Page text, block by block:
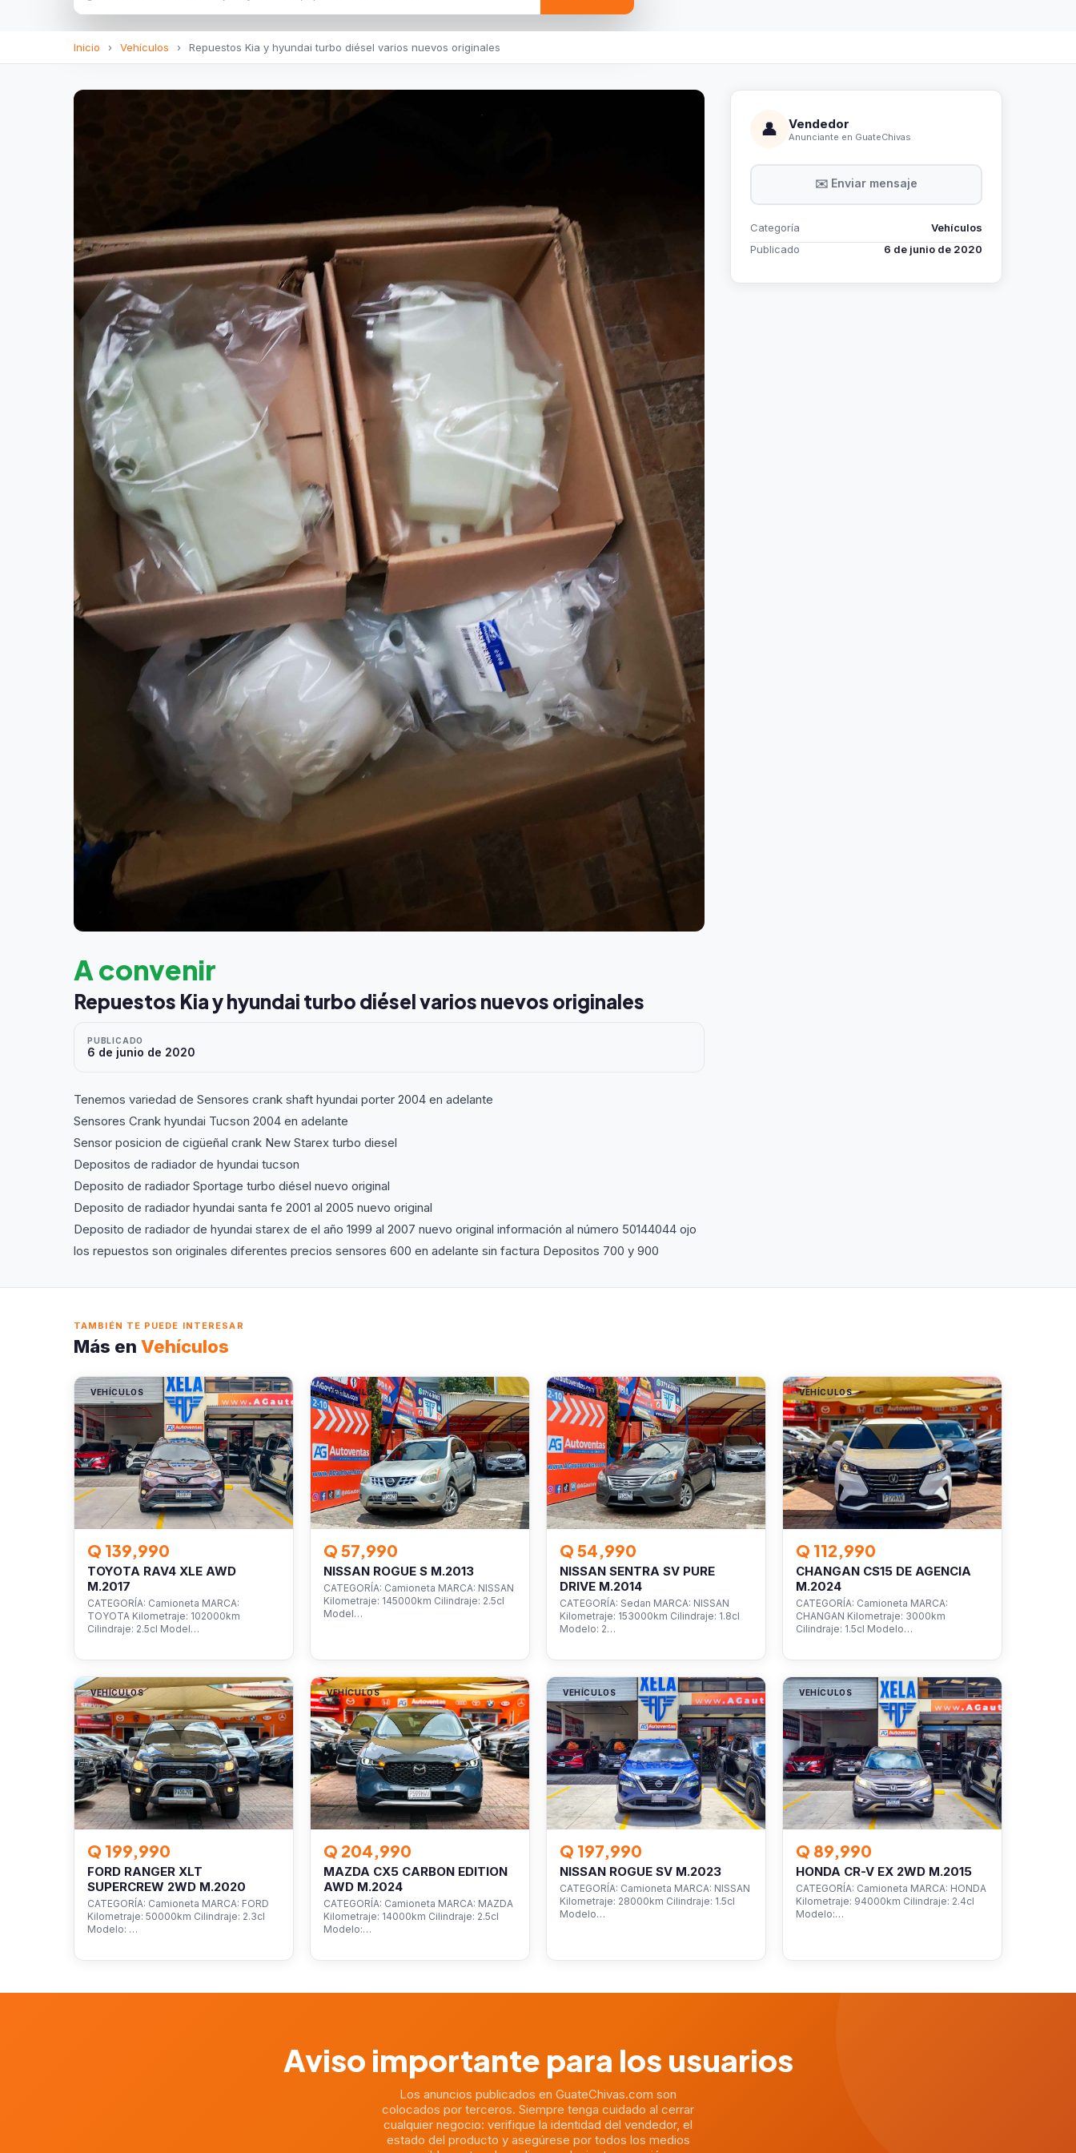
Inicio › Vehículos › Repuestos Kia y hyundai turbo diésel varios nuevos originales
A convenir
Repuestos Kia y hyundai turbo diésel varios nuevos originales
PUBLICADO
6 de junio de 2020
Tenemos variedad de Sensores crank shaft hyundai porter 2004 en adelante
Sensores Crank hyundai Tucson 2004 en adelante
Sensor posicion de cigüeñal crank New Starex turbo diesel
Depositos de radiador de hyundai tucson
Deposito de radiador Sportage turbo diésel nuevo original
Deposito de radiador hyundai santa fe 2001 al 2005 nuevo original
Deposito de radiador de hyundai starex de el año 1999 al 2007 nuevo original información al número 50144044 ojo
los repuestos son originales diferentes precios sensores 600 en adelante sin factura Depositos 700 y 900
👤 Vendedor
Anunciante en GuateChivas
✉️ Enviar mensaje
Categoría
Vehículos
Publicado
6 de junio de 2020
TAMBIÉN TE PUEDE INTERESAR
Más en Vehículos
VEHÍCULOS
Q 139,990
TOYOTA RAV4 XLE AWD
M.2017
CATEGORÍA: Camioneta MARCA:
TOYOTA Kilometraje: 102000km
Cilindraje: 2.5cl Model…
VEHÍCULOS
Q 57,990
NISSAN ROGUE S M.2013
CATEGORÍA: Camioneta MARCA: NISSAN
Kilometraje: 145000km Cilindraje: 2.5cl
Model…
VEHÍCULOS
Q 54,990
NISSAN SENTRA SV PURE
DRIVE M.2014
CATEGORÍA: Sedan MARCA: NISSAN
Kilometraje: 153000km Cilindraje: 1.8cl
Modelo: 2…
VEHÍCULOS
Q 112,990
CHANGAN CS15 DE AGENCIA
M.2024
CATEGORÍA: Camioneta MARCA:
CHANGAN Kilometraje: 3000km
Cilindraje: 1.5cl Modelo…
VEHÍCULOS
Q 199,990
FORD RANGER XLT
SUPERCREW 2WD M.2020
CATEGORÍA: Camioneta MARCA: FORD
Kilometraje: 50000km Cilindraje: 2.3cl
Modelo: …
VEHÍCULOS
Q 204,990
MAZDA CX5 CARBON EDITION
AWD M.2024
CATEGORÍA: Camioneta MARCA: MAZDA
Kilometraje: 14000km Cilindraje: 2.5cl
Modelo:…
VEHÍCULOS
Q 197,990
NISSAN ROGUE SV M.2023
CATEGORÍA: Camioneta MARCA: NISSAN
Kilometraje: 28000km Cilindraje: 1.5cl
Modelo…
VEHÍCULOS
Q 89,990
HONDA CR-V EX 2WD M.2015
CATEGORÍA: Camioneta MARCA: HONDA
Kilometraje: 94000km Cilindraje: 2.4cl
Modelo:…
Aviso importante para los usuarios
Los anuncios publicados en GuateChivas.com son
colocados por terceros. Siempre tenga cuidado al cerrar
cualquier negocio: verifique la identidad del vendedor, el
estado del producto y asegúrese por todos los medios